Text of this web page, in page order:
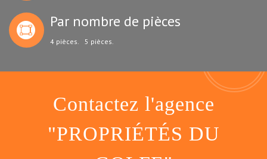
Par nombre de pièces
4 pièces. 5 pièces.
Contactez l'agence
"PROPRIÉTÉS DU